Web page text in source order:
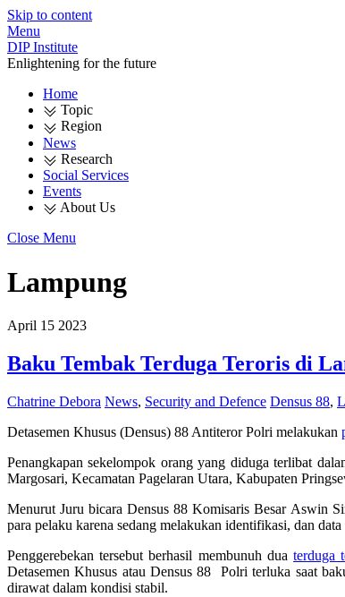
Skip to content
Menu
DIP Institute
Enlightening for the future
Home
Topic
Region
News
Research
Social Services
Events
About Us
Close Menu
Lampung
April 15 2023
Baku Tembak Terduga Teroris di
Chatrine Debora News, Security and Defence Densus 88,
Detasemen Khusus (Densus) 88 Antiteror Polri melakukan
Penangkapan sekelompok orang yang diduga terlibat
Margosari, Kecamatan Pagelaran Utara, Kabupaten
Menurut Juru bicara Densus 88 Komisaris Besar Aswin
para pelaku karena sedang melakukan identifikasi, dan
Penggerebekan tersebut berhasil membunuh duaterduga
Detasemen Khusus atau Densus 88 Polri terluka saat
dirawat dalam kondisi stabil.